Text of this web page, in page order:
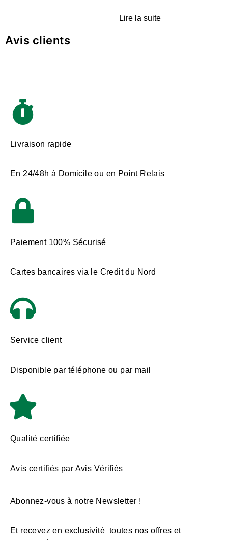
Lire la suite
Avis clients
Livraison rapide
En 24/48h à Domicile ou en Point Relais
Paiement 100% Sécurisé
Cartes bancaires via le Credit du Nord
Service client
Disponible par téléphone ou par mail
Qualité certifiée
Avis certifiés par Avis Vérifiés
Abonnez-vous à notre Newsletter !
Et recevez en exclusivité toutes nos offres et